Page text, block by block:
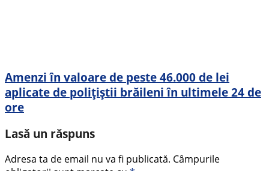
Amenzi în valoare de peste 46.000 de lei
aplicate de polițiștii brăileni în ultimele 24 de
ore
Lasă un răspuns
Adresa ta de email nu va fi publicată. Câmpurile